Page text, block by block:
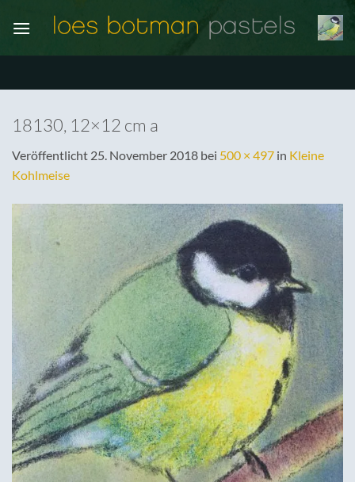
Inhalt
18130, 12×12 cm a
Veröffentlicht 25. November 2018 bei 500 × 497 in Kleine
Kohlmeise